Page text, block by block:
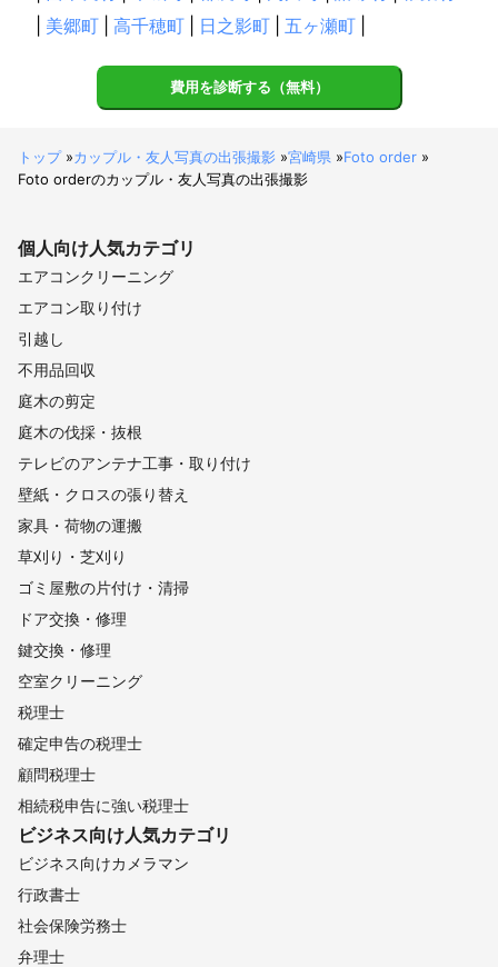
美郷町 高千穂町 日之影町 五ヶ瀬町
費用を診断する（無料）
トップ»カップル・友人写真の出張撮影 »宮崎県 »Foto order »
Foto orderのカップル・友人写真の出張撮影
個人向け人気カテゴリ
エアコンクリーニング
エアコン取り付け
引越し
不用品回収
庭木の剪定
庭木の伐採・抜根
テレビのアンテナ工事・取り付け
壁紙・クロスの張り替え
家具・荷物の運搬
草刈り・芝刈り
ゴミ屋敷の片付け・清掃
ドア交換・修理
鍵交換・修理
空室クリーニング
税理士
確定申告の税理士
顧問税理士
相続税申告に強い税理士
ビジネス向け人気カテゴリ
ビジネス向けカメラマン
行政書士
社会保険労務士
弁理士